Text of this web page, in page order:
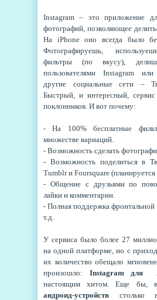
Instagram – это приложение
фотографий, позволяющее
На iPhone оно всегда было
Фотографируешь,
фильтры (по вкусу),
пользователями Instagram
другие социальные сети –
Быстрый, и интересный,
поклонников. И вот почему:
- На 100% бесплатные
множестве вариаций.
- Возможность сделать
- Возможность поделиться в
Tumblr и Foursquare
- Общение с друзьями по
лайки и комментарии.
- Полная поддержка фронтальной
т.д.
У сервиса было более 27
на одной платформе, но с
их количество обещало
произошло: Instagram для
настоящим хитом. Еще бы,
андроид-устройств столько